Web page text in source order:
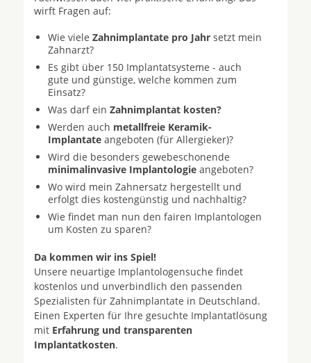
wirft Fragen auf:
Wie viele Zahnimplantate pro Jahr setzt mein
Zahnarzt?
Es gibt über 150 Implantatsysteme - auch
gute und günstige, welche kommen zum
Einsatz?
Was darf ein Zahnimplantat kosten?
Werden auch metallfreie Keramik-
Implantate angeboten (für Allergieker)?
Wird die besonders gewebeschonende
minimalinvasive Implantologie angeboten?
Wo wird mein Zahnersatz hergestellt und
erfolgt dies kostengünstig und nachhaltig?
Wie findet man nun den fairen Implantologen
um Kosten zu sparen?
Da kommen wir ins Spiel!
Unsere neuartige Implantologensuche findet
kostenlos und unverbindlich den passenden
Spezialisten für Zahnimplantate in Deutschland.
Einen Experten für Ihre gesuchte Implantatlösung
mit Erfahrung und transparenten
Implantatkosten.